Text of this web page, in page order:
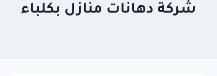
شركة دهانات منازل بكلباء